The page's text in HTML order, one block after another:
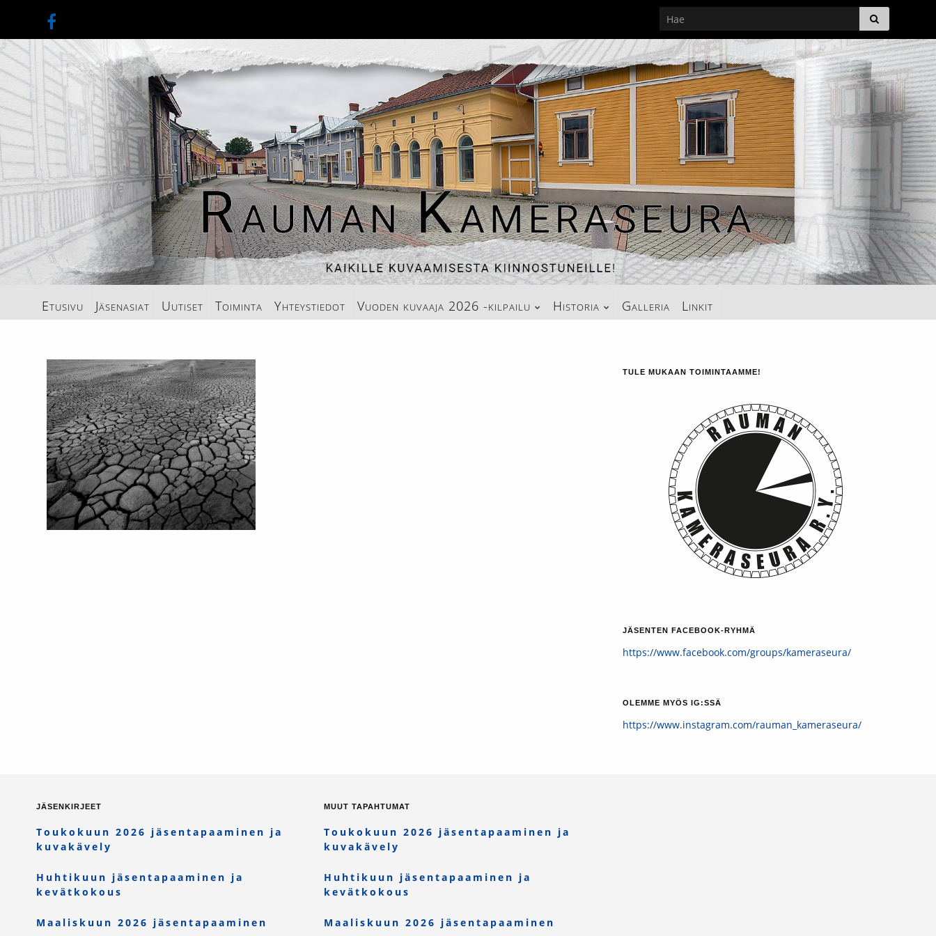
Etusivu Jäsenasiat Uutiset Toiminta Yhteystiedot Vuoden kuvaaja 2026 -kilpailu Historia Galleria Linkit
TULE MUKAAN TOIMINTAAMME!
JÄSENTEN FACEBOOK-RYHMÄ
https://www.facebook.com/groups/kameraseura/
OLEMME MYÖS IG:SSÄ
https://www.instagram.com/rauman_kameraseura/
JÄSENKIRJEET
Toukokuun 2026 jäsentapaaminen ja
kuvakävely
Huhtikuun jäsentapaaminen ja
kevätkokous
Maaliskuun 2026 jäsentapaaminen
MUUT TAPAHTUMAT
Toukokuun 2026 jäsentapaaminen ja
kuvakävely
Huhtikuun jäsentapaaminen ja
kevätkokous
Maaliskuun 2026 jäsentapaaminen